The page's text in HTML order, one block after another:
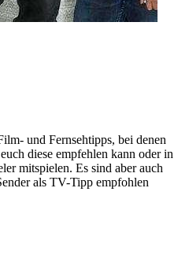
und Fernsehtipps, bei denen
diese empfehlen kann oder in
mitspielen. Es sind aber auch
als TV-Tipp empfohlen